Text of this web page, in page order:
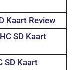
Kaart Review
SD Kaart
SD Kaart